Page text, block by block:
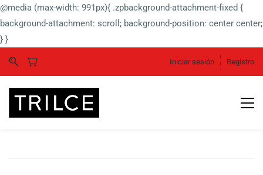
@media (max-width: 991px){ .zpbackground-attachment-fixed {
background-attachment: scroll; background-position: center center;
} }
Iniciar sesión Registro